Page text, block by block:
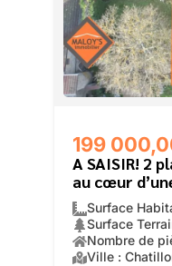
199
A SAISIR! 2
au cœur
Châtillon
Surface
Surface
Nombre de
Ville :